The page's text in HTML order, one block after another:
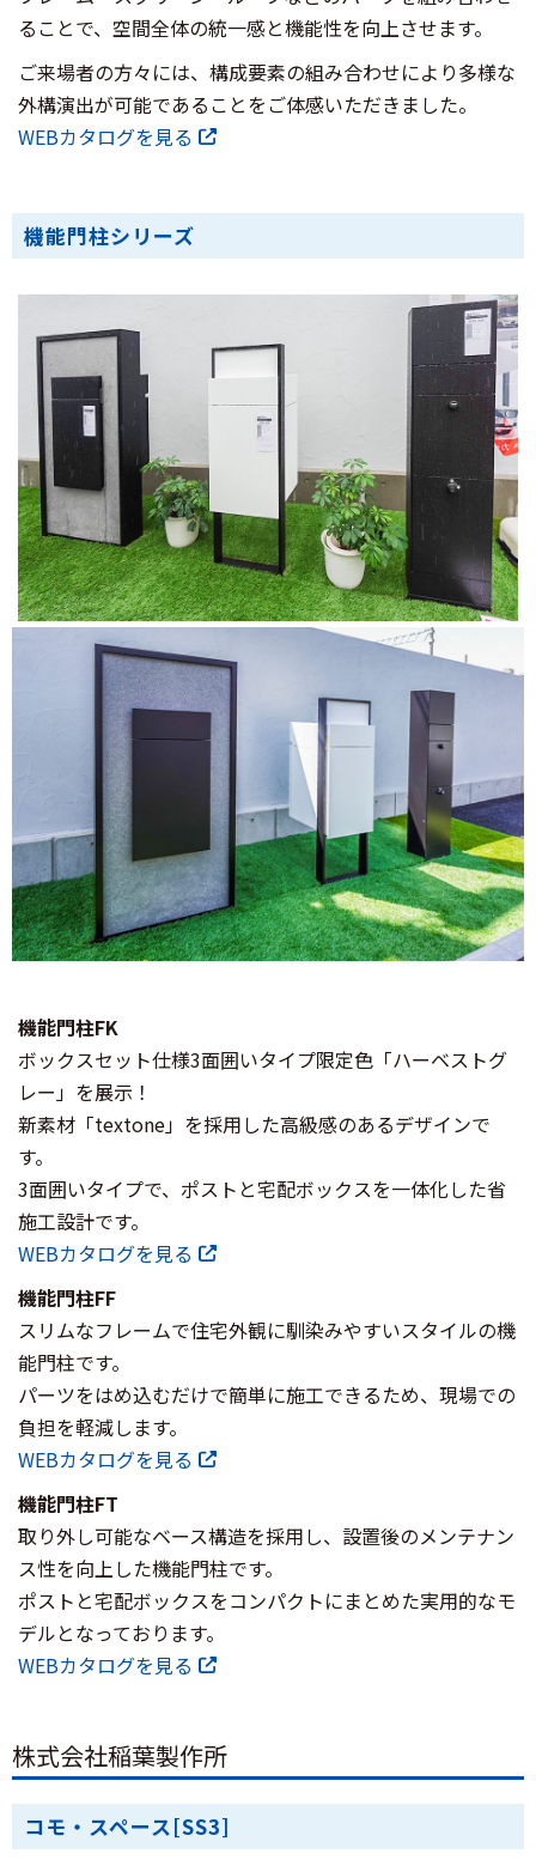
ることで、空間全体の統一感と機能性を向上させます。
ご来場者の方々には、構成要素の組み合わせにより多様な
外構演出が可能であることをご体感いただきました。
WEBカタログを見る
機能門柱シリーズ
機能門柱FK
ボックスセット仕様3面囲いタイプ限定色「ハーベストグ
レー」を展示！
新素材「textone」を採用した高級感のあるデザインで
す。
3面囲いタイプで、ポストと宅配ボックスを一体化した省
施工設計です。
WEBカタログを見る
機能門柱FF
スリムなフレームで住宅外観に馴染みやすいスタイルの機
能門柱です。
パーツをはめ込むだけで簡単に施工できるため、現場での
負担を軽減します。
WEBカタログを見る
機能門柱FT
取り外し可能なベース構造を採用し、設置後のメンテナン
ス性を向上した機能門柱です。
ポストと宅配ボックスをコンパクトにまとめた実用的なモ
デルとなっております。
WEBカタログを見る
株式会社稲葉製作所
コモ・スペース[SS3]